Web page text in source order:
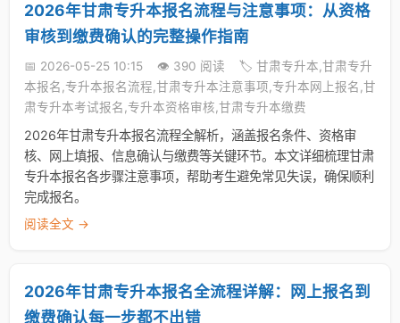
2026年甘肃专升本报名流程与注意事项：从资格
审核到缴费确认的完整操作指南
📅 2026-05-25 10:15 👁️ 390 阅读
🏷️ 甘肃专升本,甘肃专升
本报名,专升本报名流程,甘肃专升本注意事项,专升本网上报名,甘
肃专升本考试报名,专升本资格审核,甘肃专升本缴费
2026年甘肃专升本报名流程全解析，涵盖报名条件、资格审
核、网上填报、信息确认与缴费等关键环节。本文详细梳理甘肃
专升本报名各步骤注意事项，帮助考生避免常见失误，确保顺利
完成报名。
阅读全文 →
2026年甘肃专升本报名全流程详解：网上报名到
缴费确认每一步都不出错